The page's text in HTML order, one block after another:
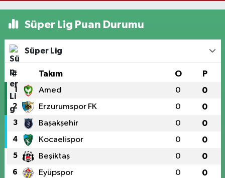
Süper Lig Puan Durumu
Süper Lig
# Takım O P
1 Amed 0 0
2 Erzurumspor FK 0 0
3 Başakşehir 0 0
4 Kocaelispor 0 0
5 Beşiktaş 0 0
6 Eyüpspor 0 0